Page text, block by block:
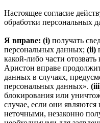
Настоящее согласие
обработки персональных
Я вправе: (i) получать
персональных данных; (ii)
какой-либо части
Аристон вправе
данных в случаях,
персональных данных».
блокирования или
случае, если они
неточными, незаконно